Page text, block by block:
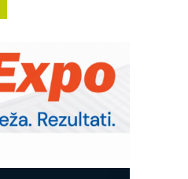
- više od 40 godina
za efikasnije
transformatora u
i vetroparkovima
gradilištu- standard
1500 VDC